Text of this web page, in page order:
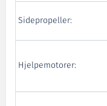
Sidepropeller:
Hjelpemotorer: